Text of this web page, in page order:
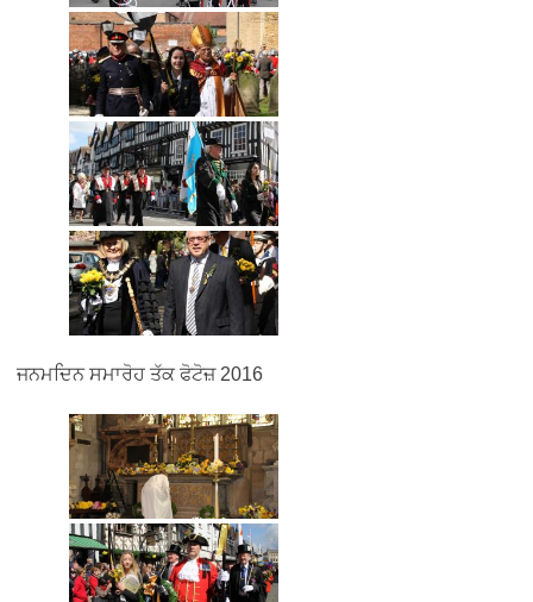
ਜਨਮਦਿਨ ਸਮਾਰੋਹ ਤੱਕ ਫੋਟੋਜ਼ 2016